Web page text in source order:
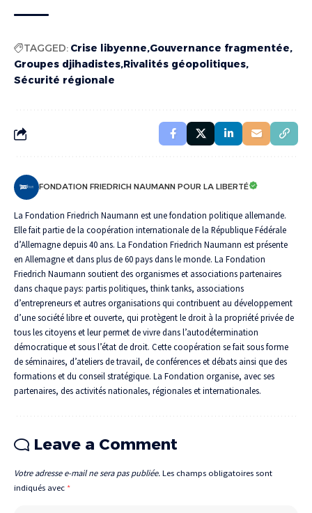
TAGGED: Crise libyenne Gouvernance fragmentée
Groupes djihadistes Rivalités géopolitiques
Sécurité régionale
FONDATION FRIEDRICH NAUMANN POUR LA LIBERTÉ
La Fondation Friedrich Naumann est une fondation politique allemande.
Elle fait partie de la coopération internationale de la République Fédérale
d’Allemagne depuis 40 ans. La Fondation Friedrich Naumann est présente
en Allemagne et dans plus de 60 pays dans le monde. La Fondation
Friedrich Naumann soutient des organismes et associations partenaires
dans chaque pays: partis politiques, think tanks, associations
d’entrepreneurs et autres organisations qui contribuent au développement
d’une société libre et ouverte, qui protègent le droit à la propriété privée de
tous les citoyens et leur permet de vivre dans l’autodétermination
démocratique et sous l’état de droit. Cette coopération se fait sous forme
de séminaires, d’ateliers de travail, de conférences et débats ainsi que des
formations et du conseil stratégique. La Fondation organise, avec ses
partenaires, des activités nationales, régionales et internationales.
Leave a Comment
Votre adresse e-mail ne sera pas publiée. Les champs obligatoires sont
indiqués avec *